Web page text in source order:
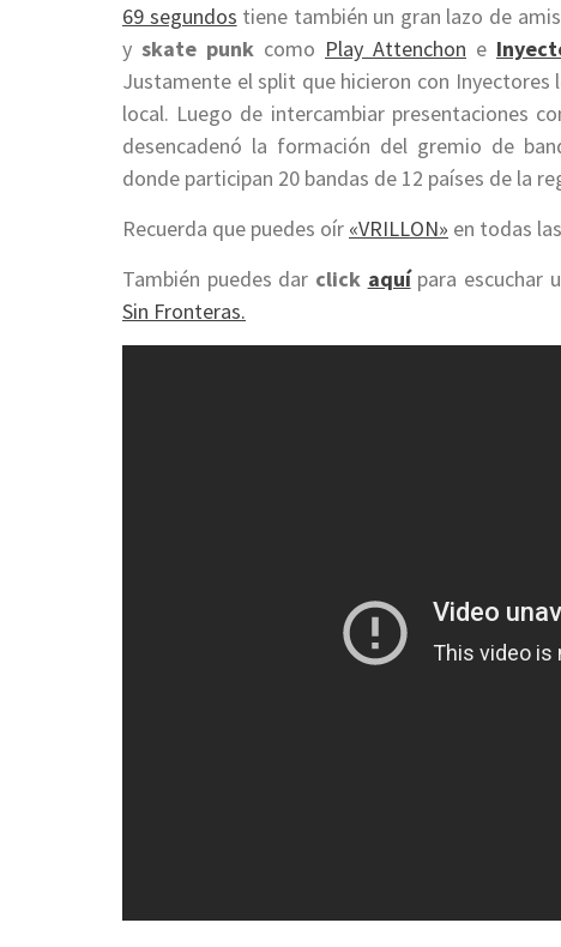
69 segundos tiene también un gran lazo de
y skate punk como Play Attenchon e
Justamente el split que hicieron con
local. Luego de intercambiar presentaciones
desencadenó la formación del gremio de
donde participan 20 bandas de 12 países de la
Recuerda que puedes oír «VRILLON» en todas
También puedes dar click aquípara escuchar
Sin Fronteras.